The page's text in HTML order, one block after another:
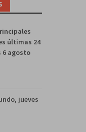
últimas 24
6 agosto
jueves